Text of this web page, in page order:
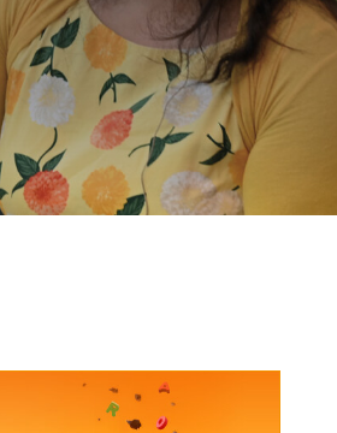
BEKIJK WINKELAANBOD